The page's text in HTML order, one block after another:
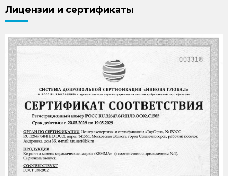
Скачать реквизиты (pdf)
Лицензии и сертификаты